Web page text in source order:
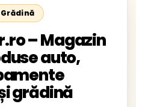
Grădină
– Magazin
auto,
grădină